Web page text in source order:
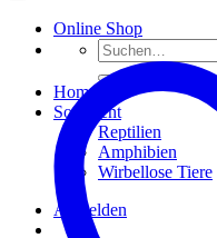
Online Shop
Suchen
nach:
Home
Sortiment
Reptilien
Amphibien
Wirbellose Tiere
Anmelden